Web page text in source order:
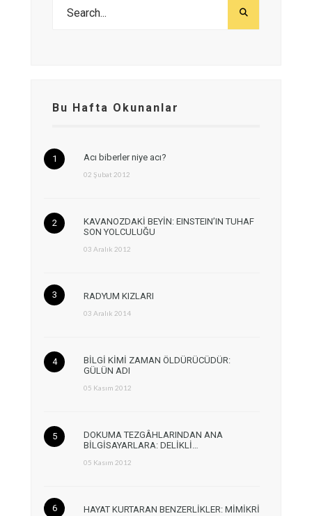
Bu Hafta Okunanlar
Acı biberler niye acı?
02 Şubat 2012
KAVANOZDAKİ BEYİN: EINSTEIN’IN TUHAF
SON YOLCULUĞU
03 Aralık 2012
RADYUM KIZLARI
03 Aralık 2014
BİLGİ KİMİ ZAMAN ÖLDÜRÜCÜDÜR:
GÜLÜN ADI
05 Kasım 2012
DOKUMA TEZGÂHLARINDAN ANA
BİLGİSAYARLARA: DELİKLİ…
05 Kasım 2012
HAYAT KURTARAN BENZERLİKLER: MİMİKRİ